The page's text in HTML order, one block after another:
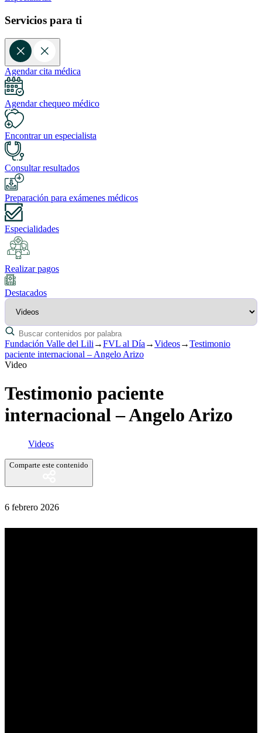
Servicios para ti
Agendar cita médica
Agendar chequeo médico
Encontrar un especialista
Consultar resultados
Preparación para exámenes médicos
Especialidades
Realizar pagos
Destacados
Fundación Valle del Lili →FVL al Día →Videos→Testimonio
paciente internacional – Angelo Arizo
Video
Testimonio paciente
internacional – Angelo Arizo
Videos
Comparte este contenido
6 febrero 2026